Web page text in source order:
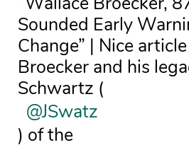
Sounded Early
Change” | Nice
Broecker and his
Schwartz (
@JSwatz
) of the